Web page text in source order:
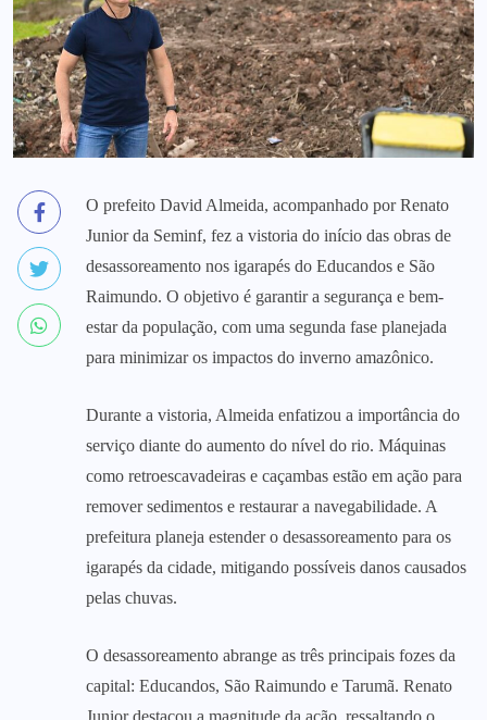
O prefeito David Almeida, acompanhado por Renato
Junior da Seminf, fez a vistoria do início das obras de
desassoreamento nos igarapés do Educandos e São
Raimundo. O objetivo é garantir a segurança e bem-
estar da população, com uma segunda fase planejada
para minimizar os impactos do inverno amazônico.
Durante a vistoria, Almeida enfatizou a importância do
serviço diante do aumento do nível do rio. Máquinas
como retroescavadeiras e caçambas estão em ação para
remover sedimentos e restaurar a navegabilidade. A
prefeitura planeja estender o desassoreamento para os
igarapés da cidade, mitigando possíveis danos causados
pelas chuvas.
O desassoreamento abrange as três principais fozes da
capital: Educandos, São Raimundo e Tarumã. Renato
Junior destacou a magnitude da ação, ressaltando o